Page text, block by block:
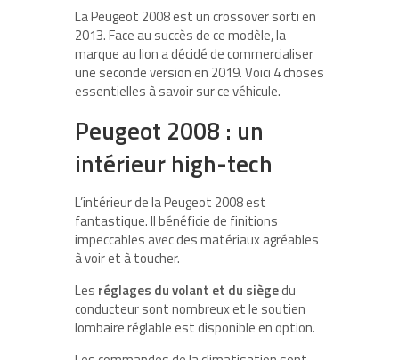
La Peugeot 2008 est un crossover sorti en
2013. Face au succès de ce modèle, la
marque au lion a décidé de commercialiser
une seconde version en 2019. Voici 4 choses
essentielles à savoir sur ce véhicule.
Peugeot 2008 : un
intérieur high-tech
L’intérieur de la Peugeot 2008 est
fantastique. Il bénéficie de finitions
impeccables avec des matériaux agréables
à voir et à toucher.
Les réglages du volant et du siègedu
conducteur sont nombreux et le soutien
lombaire réglable est disponible en option.